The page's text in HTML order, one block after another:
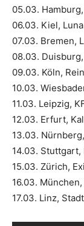
05.03.
06.03. Kiel,
07.03. Bremen,
08.03.
09.03. Köln,
10.03.
11.03. Leipzig,
12.03. Erfurt,
13.03.
14.03.
15.03. Zürich,
16.03.
17.03. Linz,